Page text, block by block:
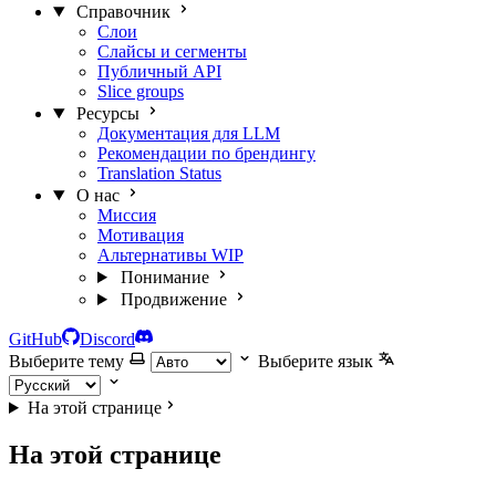
Справочник
Слои
Слайсы и сегменты
Публичный API
Slice groups
Ресурсы
Документация для LLM
Рекомендации по брендингу
Translation Status
О нас
Миссия
Мотивация
Альтернативы WIP
Понимание
Продвижение
GitHub
Discord
Выберите тему
Выберите язык
На этой странице
На этой странице